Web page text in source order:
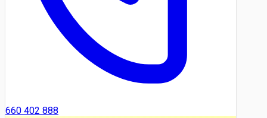
660 402 888